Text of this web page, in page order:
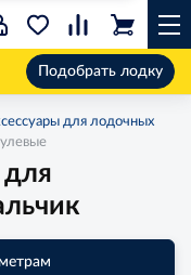
Подобрать лодку
для лодочных
для